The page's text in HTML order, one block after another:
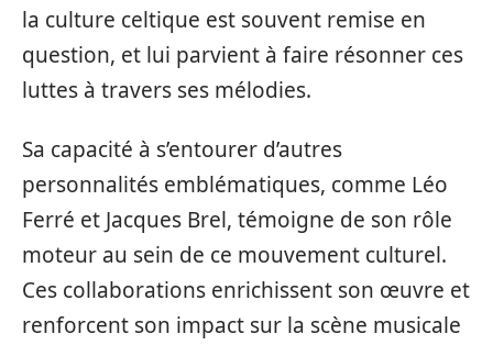
la culture celtique est souvent remise en
question, et lui parvient à faire résonner ces
luttes à travers ses mélodies.
Sa capacité à s’entourer d’autres
personnalités emblématiques, comme Léo
Ferré et Jacques Brel, témoigne de son rôle
moteur au sein de ce mouvement culturel.
Ces collaborations enrichissent son œuvre et
renforcent son impact sur la scène musicale